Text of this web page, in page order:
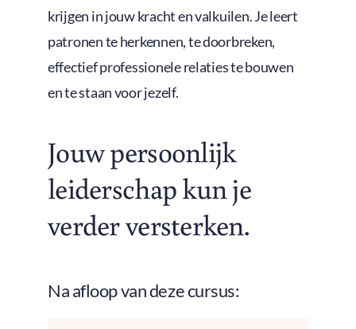
krijgen in jouw kracht en valkuilen. Je leert
patronen te herkennen, te doorbreken,
effectief professionele relaties te bouwen
en te staan voor jezelf.
Jouw persoonlijk
leiderschap kun je
verder versterken.
Na afloop van deze cursus: